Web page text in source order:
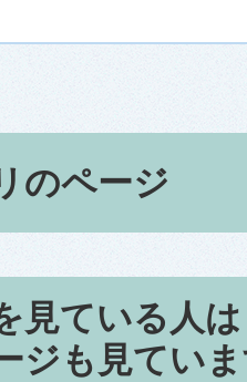
のページ
見ている人は
ジも見てい